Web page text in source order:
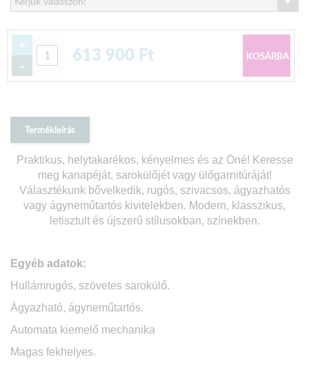
+
-
613 900 Ft
Termékleírás
Praktikus, helytakarékos, kényelmes és az Öné! Keresse
meg kanapéját, sarokülőjét vagy ülőgarnitúráját!
Választékunk bővelkedik, rugós, szivacsos, ágyazhatós
vagy ágyneműtartós kivitelekben. Modern, klasszikus,
letisztult és újszerű stílusokban, színekben.
Egyéb adatok:
Hullámrugós, szövetes sarokülő.
Ágyazható, ágyneműtartós.
Automata kiemelő mechanika
Magas fekhelyes.